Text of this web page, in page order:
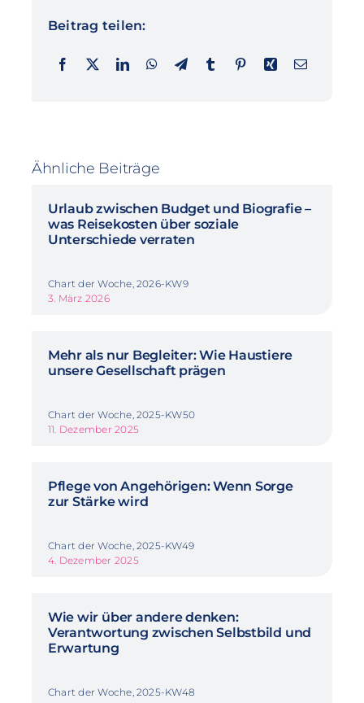
Beitrag teilen:
Ähnliche Beiträge
Urlaub zwischen Budget und Biografie –
was Reisekosten über soziale
Unterschiede verraten
Chart der Woche, 2026-KW9
3. März 2026
Mehr als nur Begleiter: Wie Haustiere
unsere Gesellschaft prägen
Chart der Woche, 2025-KW50
11. Dezember 2025
Pflege von Angehörigen: Wenn Sorge
zur Stärke wird
Chart der Woche, 2025-KW49
4. Dezember 2025
Wie wir über andere denken:
Verantwortung zwischen Selbstbild und
Erwartung
Chart der Woche, 2025-KW48